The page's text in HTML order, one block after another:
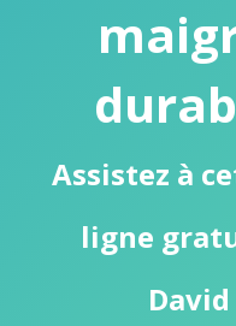
Assistez à
ligne
David